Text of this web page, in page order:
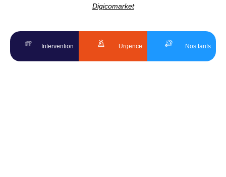
Digicomarket
Intervention Urgence Nos tarifs